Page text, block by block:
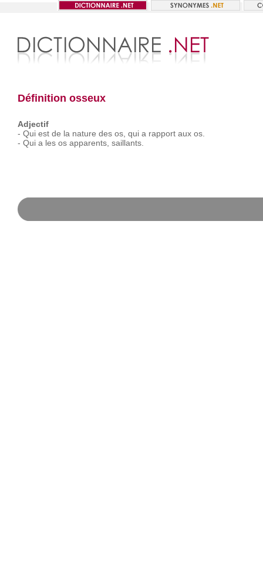
Définition osseux
Adjectif
- Qui est de la nature des os, qui a rapport aux os.
- Qui a les os apparents, saillants.